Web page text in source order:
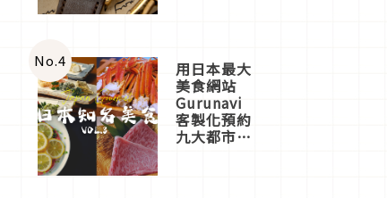
No.4 用日本最大
美食網站
Gurunavi
客製化預約
九大都市餐